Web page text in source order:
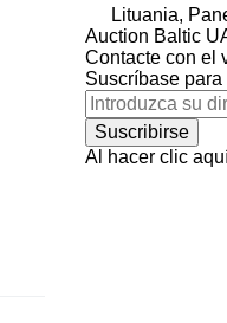
Lituania,
Auction Baltic
Contacte con el
Suscríbase
Suscribirse
Al hacer clic